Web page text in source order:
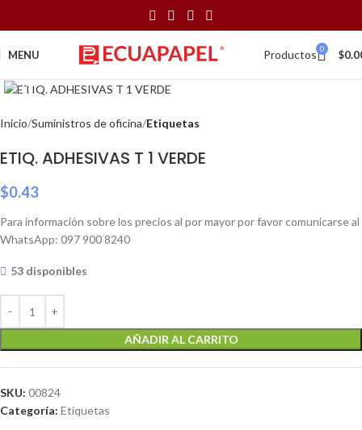
MENU Productos 0 $
Click to enlarge
Inicio Suministros de oficina Etiquetas
ETIQ. ADHESIVAS T 1 VERDE
$0.43
Para información sobre los precios al por mayor por favor comunicarse al
WhatsApp: 097 900 8240
53 disponibles
AÑADIR AL CARRITO
SKU: 00824
Categoría: Etiquetas